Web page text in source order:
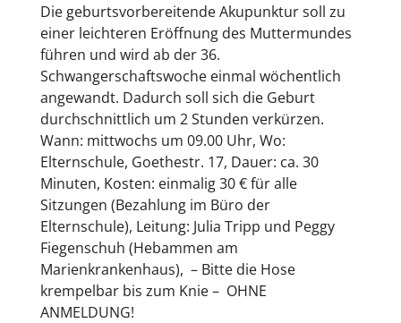
Die geburtsvorbereitende Akupunktur soll zu
einer leichteren Eröffnung des Muttermundes
führen und wird ab der 36.
Schwangerschaftswoche einmal wöchentlich
angewandt. Dadurch soll sich die Geburt
durchschnittlich um 2 Stunden verkürzen.
Wann: mittwochs um 09.00 Uhr, Wo:
Elternschule, Goethestr. 17, Dauer: ca. 30
Minuten, Kosten: einmalig 30 € für alle
Sitzungen (Bezahlung im Büro der
Elternschule), Leitung: Julia Tripp und Peggy
Fiegenschuh (Hebammen am
Marienkrankenhaus), – Bitte die Hose
krempelbar bis zum Knie – OHNE
ANMELDUNG!